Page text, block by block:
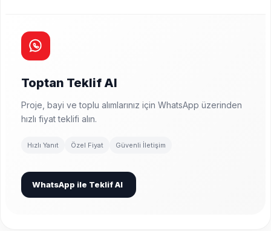
Toptan Teklif Al
Proje, bayi ve toplu alımlarınız için WhatsApp üzerinden
hızlı fiyat teklifi alın.
Hızlı Yanıt Özel Fiyat Güvenli İletişim
WhatsApp ile Teklif Al